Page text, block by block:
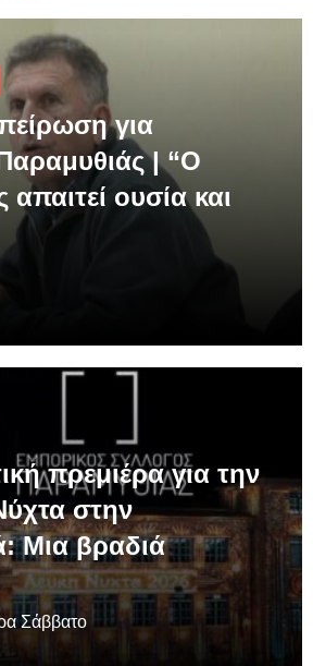
για
| “Ο
απαιτεί ουσία και
πρεμιέρα για την
στην
Μια βραδιά
Σάββατο